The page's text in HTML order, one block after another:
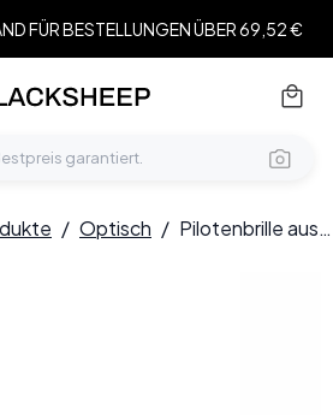
FÜR BESTELLUNGEN ÜBER 69,52 €
/ Optisch / Pilotenbrille aus rotem Metall #BS2425-0227